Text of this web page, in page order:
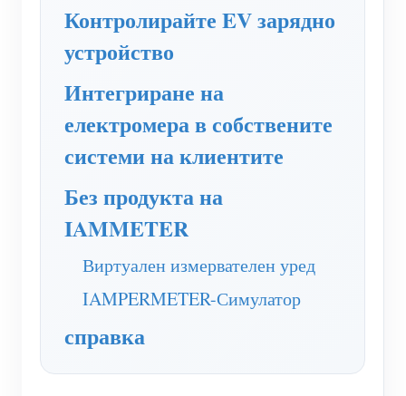
нагреватели
Домашна автоматизация
Фабричен енергиен мониторинг
Обучително видео
ЧЗВ
Новини
Блогове
Разгледайте
Програма за награди
Контакт
Контролирайте EV зарядно
устройство
Интегриране на
електромера в собствените
системи на клиентите
Без продукта на
IAMMETER
Виртуален измервателен уред
IAMPERMETER-Симулатор
справка